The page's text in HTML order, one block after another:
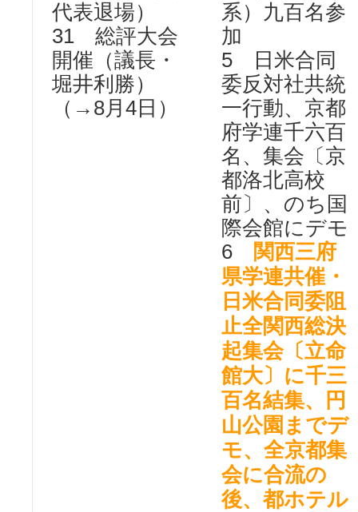
代表退場）
31 総評大会
開催（議長・
堀井利勝）
（→8月4日）
系）九百名参
加
5 日米合同
委反対社共統
一行動、京都
府学連千六百
名、集会〔京
都洛北高校
前〕、のち国
際会館にデモ
6 関西三府
県学連共催・
日米合同委阻
止全関西総決
起集会〔立命
館大〕に千三
百名結集、円
山公園までデ
モ、全京都集
会に合流の
後、都ホテル